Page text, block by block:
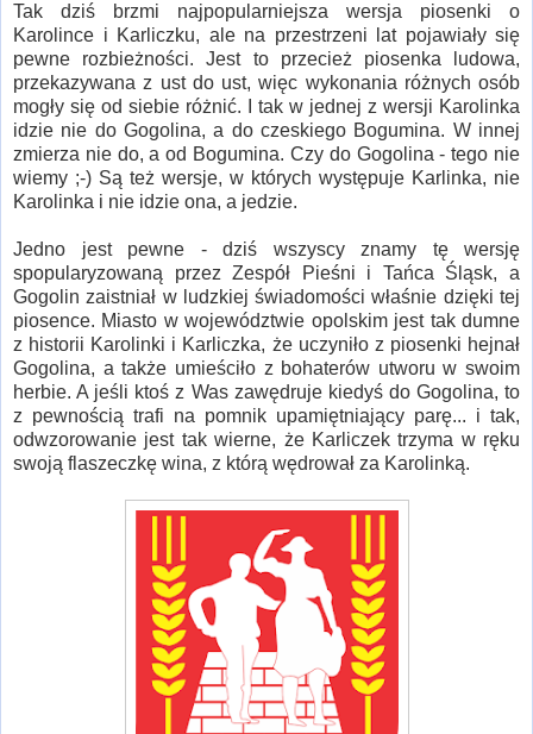
Tak dziś brzmi najpopularniejsza wersja piosenki o
Karolince i Karliczku, ale na przestrzeni lat pojawiały się
pewne rozbieżności. Jest to przecież piosenka ludowa,
przekazywana z ust do ust, więc wykonania różnych osób
mogły się od siebie różnić. I tak w jednej z wersji Karolinka
idzie nie do Gogolina, a do czeskiego Bogumina. W innej
zmierza nie do, a od Bogumina. Czy do Gogolina - tego nie
wiemy ;-) Są też wersje, w których występuje Karlinka, nie
Karolinka i nie idzie ona, a jedzie.
Jedno jest pewne - dziś wszyscy znamy tę wersję
spopularyzowaną przez Zespół Pieśni i Tańca Śląsk, a
Gogolin zaistniał w ludzkiej świadomości właśnie dzięki tej
piosence. Miasto w województwie opolskim jest tak dumne
z historii Karolinki i Karliczka, że uczyniło z piosenki hejnał
Gogolina, a także umieściło z bohaterów utworu w swoim
herbie. A jeśli ktoś z Was zawędruje kiedyś do Gogolina, to
z pewnością trafi na pomnik upamiętniający parę... i tak,
odwzorowanie jest tak wierne, że Karliczek trzyma w ręku
swoją flaszeczkę wina, z którą wędrował za Karolinką.